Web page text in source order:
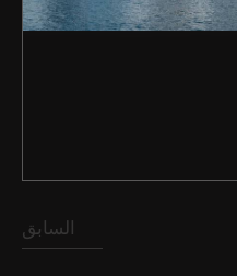
إيجار
بيع
السابق